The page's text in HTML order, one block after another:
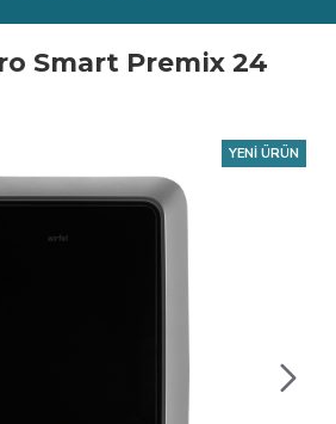
Smart Premix 24
YENI ÜRÜN